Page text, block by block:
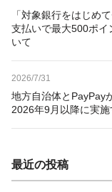
「対象銀行をはじめ
支払いで最大500ポイ
いて
2026/7/31
地方自治体とPayPay
2026年9月以降に実施
最近の投稿